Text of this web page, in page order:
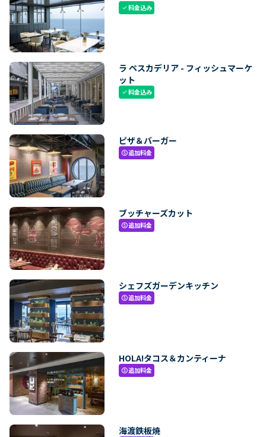
check料金込み
ラ ペスカデリア - フィッシュマーケ
ット
check料金込み
ピザ＆バーガー
paid追加料金
ブッチャーズカット
paid追加料金
シェフズガーデンキッチン
paid追加料金
HOLA!タコス＆カンティーナ
paid追加料金
海渡鉄板焼